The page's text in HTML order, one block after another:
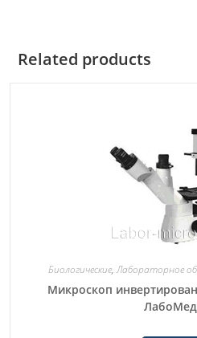
Related products
Биологические,Лабораторное
Микроскоп